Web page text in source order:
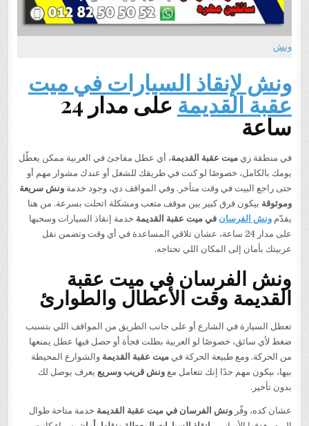
ونش
ونش لإنقاذ السيارات في ميت
عقبة القديمة على مدار 24
ساعة
في منطقة زيميت عقبة القديمة، أي عطل مفاجئ في العربية ممكن يعطّل
يومك بالكامل، خصوصًا لو كنت في طريقك للشغل أو عندك مشوار مهم أو
حتى راجع البيت في وقت متأخر. وفي المواقف دي، وجود خدمةونش سريعة
وموثوقة بيكون فرق كبير بين موقف متعب ومشكلة اتحلت بسرعة. من هنا
يقدّمونش الفرسان في ميت عقبة القديمة خدمة إنقاذ السيارات وسحبها
على مدار 24 ساعة، عشان تلاقي المساعدة في أي وقت وتضمن نقل
عربيتك بأمان إلى المكان اللي تحتاجه.
ونش الفرسان في ميت عقبة
القديمة وقت الأعطال والطوارئ
تعطل السيارة في الشارع أو على جانب الطريق من المواقف اللي بتسبب
ضغط لأي سائق، خصوصًا لو العربية بطلت فجأة أو حصل فيها عطل يمنعها
من الحركة. ومع طبيعة الحركة فيميت عقبة القديمة والشوارع المحيطة
بيها، بيكون مهم جدًا إنك تتعامل معونش قريب وسريع يعرف يوصل لك
بدون تأخير.
عشان كده، وفّرونش الفرسان في ميت عقبة القديمة خدمة متاحة طوال